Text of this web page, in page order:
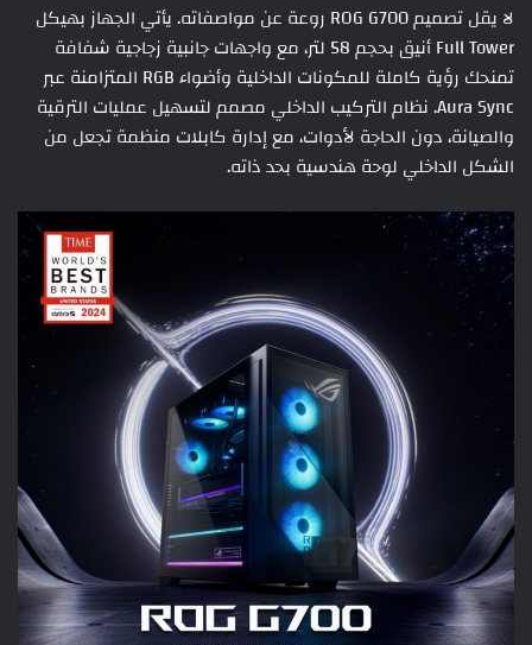
لا يقل تصميم ROG G700 روعة عن مواصفاته. يأتي الجهاز بهيكل
Full Tower أنيق بحجم 58 لتر، مع واجهات جانبية زجاجية شفافة
تمنحك رؤية كاملة للمكونات الداخلية وأضواء RGB المتزامنة عبر
Aura Sync. نظام التركيب الداخلي مصمم لتسهيل عمليات الترقية
والصيانة، دون الحاجة لأدوات، مع إدارة كابلات منظمة تجعل من
الشكل الداخلي لوحة هندسية بحد ذاته.